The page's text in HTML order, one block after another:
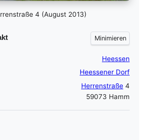
4 (August 2013)
Heessen
Heessener Dorf
Herrenstraße4
59073 Hamm